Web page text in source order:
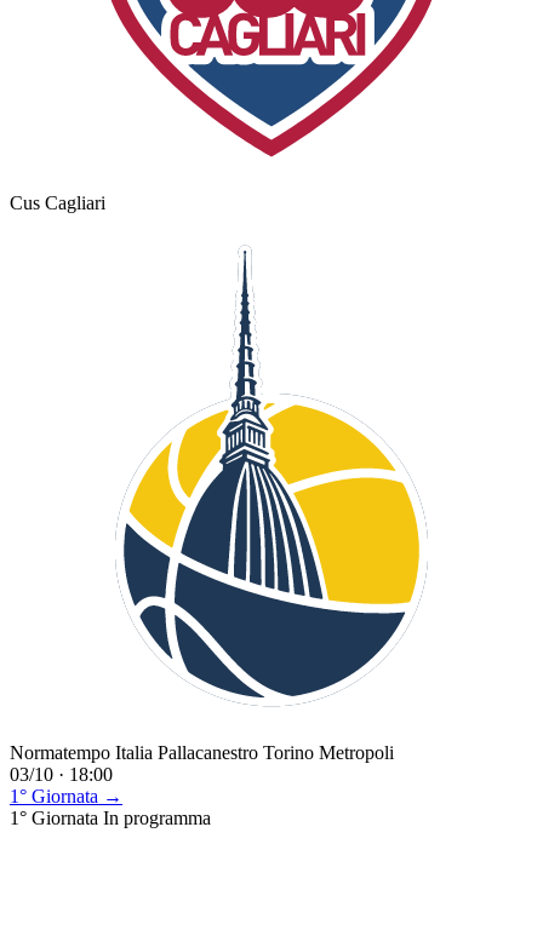
Cus Cagliari
Normatempo Italia Pallacanestro Torino Metropoli
03/10 · 18:00
1° Giornata →
1° Giornata In programma